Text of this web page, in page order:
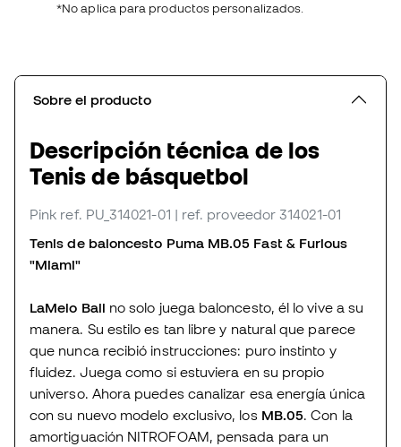
*No aplica para productos personalizados.
Sobre el producto
Descripción técnica de los
Tenis de básquetbol
Pink ref. PU_314021-01 | ref. proveedor 314021-01
Tenis de baloncesto Puma MB.05 Fast & Furious
"Miami"
LaMelo Ball no solo juega baloncesto, él lo vive a su
manera. Su estilo es tan libre y natural que parece
que nunca recibió instrucciones: puro instinto y
fluidez. Juega como si estuviera en su propio
universo. Ahora puedes canalizar esa energía única
con su nuevo modelo exclusivo, los MB.05. Con la
amortiguación NITROFOAM, pensada para un